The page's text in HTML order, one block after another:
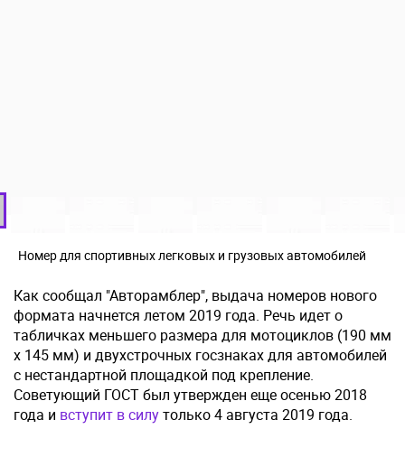
Номер для спортивных легковых и грузовых автомобилей
Как сообщал "Авторамблер", выдача номеров нового
формата начнется летом 2019 года. Речь идет о
табличках меньшего размера для мотоциклов (190 мм
x 145 мм) и двухстрочных госзнаках для автомобилей
с нестандартной площадкой под крепление.
Советующий ГОСТ был утвержден еще осенью 2018
года и вступит в силутолько 4 августа 2019 года.